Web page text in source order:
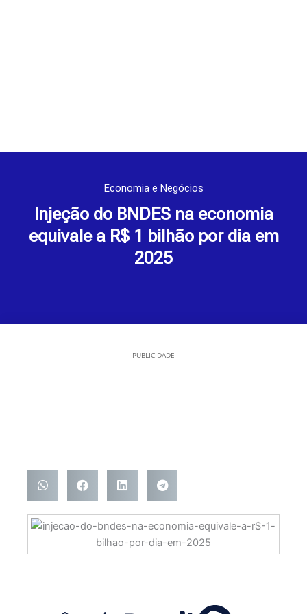
Economia e Negócios
Injeção do BNDES na economia
equivale a R$ 1 bilhão por dia em
2025
PUBLICIDADE